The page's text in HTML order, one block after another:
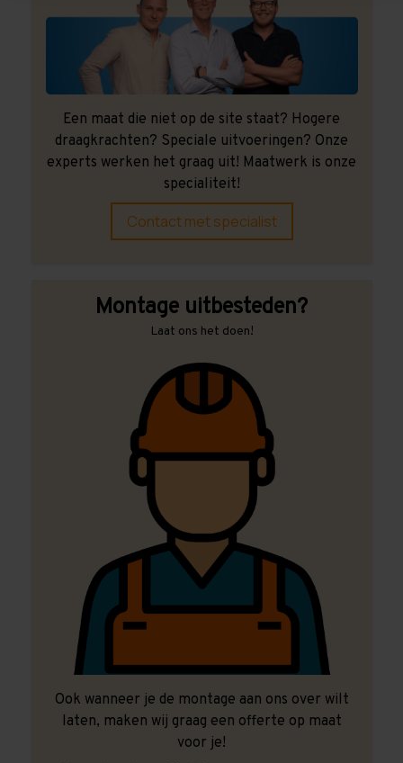
Een maat die niet op de site staat? Hogere
draagkrachten? Speciale uitvoeringen? Onze
experts werken het graag uit! Maatwerk is onze
specialiteit!
Contact met specialist
Montage uitbesteden?
Laat ons het doen!
Ook wanneer je de montage aan ons over wilt
laten, maken wij graag een offerte op maat
voor je!